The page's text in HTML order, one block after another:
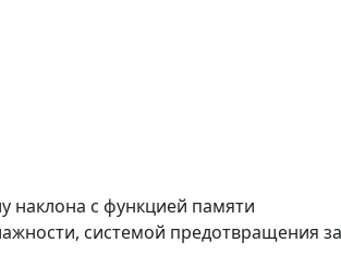
наклона с функцией памяти
системой предотвращения